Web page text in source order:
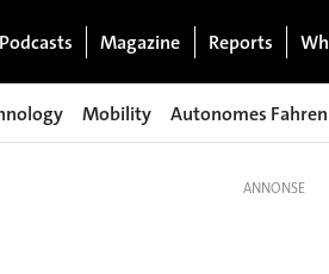
Podcasts Magazine Reports
Mobility Autonomes Fahren